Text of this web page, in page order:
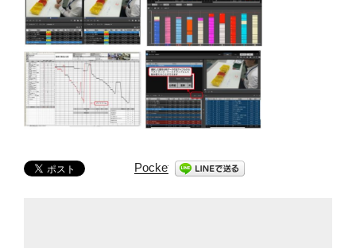
Pocket